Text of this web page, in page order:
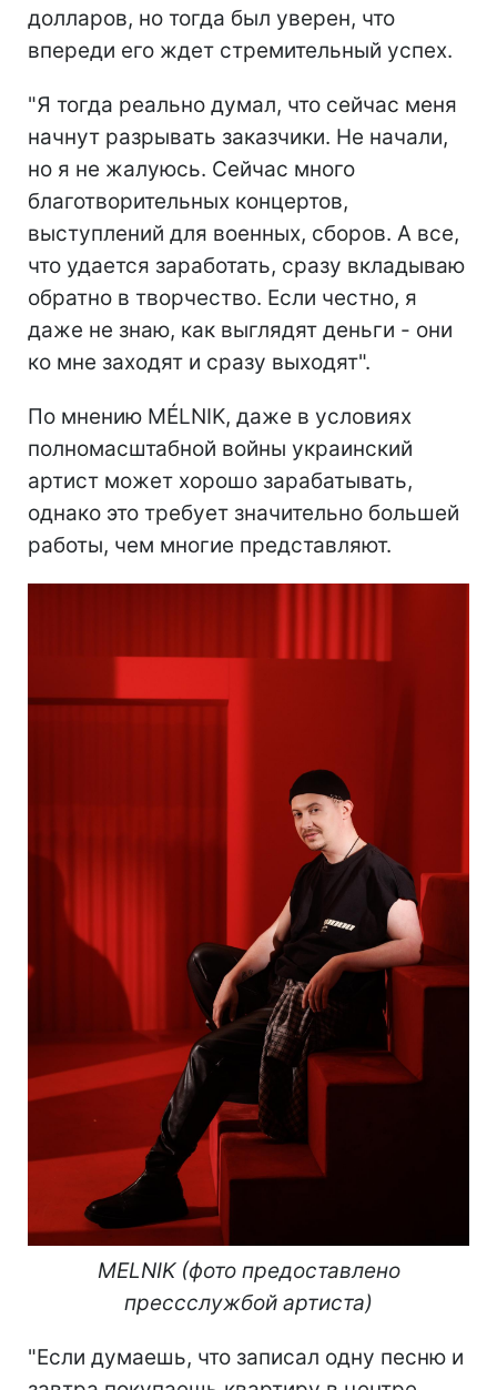
долларов, но тогда был уверен, что
впереди его ждет стремительный успех.
"Я тогда реально думал, что сейчас меня
начнут разрывать заказчики. Не начали,
но я не жалуюсь. Сейчас много
благотворительных концертов,
выступлений для военных, сборов. А все,
что удается заработать, сразу вкладываю
обратно в творчество. Если честно, я
даже не знаю, как выглядят деньги - они
ко мне заходят и сразу выходят".
По мнению MÉLNIK, даже в условиях
полномасштабной войны украинский
артист может хорошо зарабатывать,
однако это требует значительно большей
работы, чем многие представляют.
MELNIK (фото предоставлено
прессслужбой артиста)
"Если думаешь, что записал одну песню и